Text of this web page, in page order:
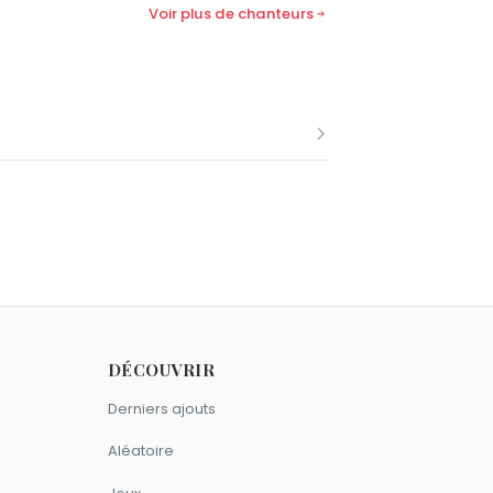
Voir plus de chanteurs
DÉCOUVRIR
Derniers ajouts
Aléatoire